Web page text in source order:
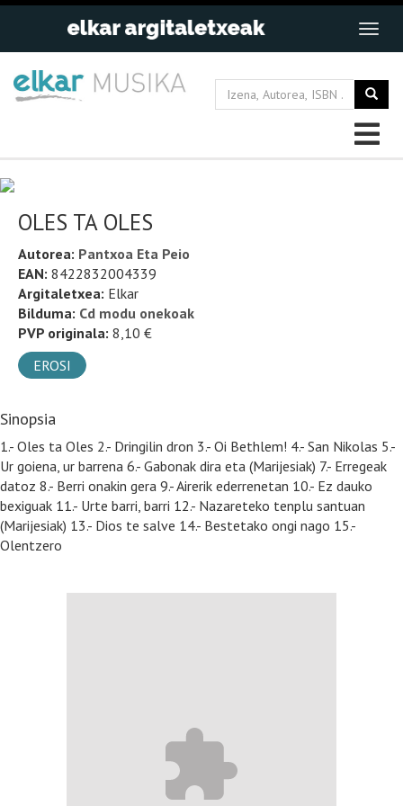
OLES TA OLES
Autorea: Pantxoa Eta Peio
EAN: 8422832004339
Argitaletxea: Elkar
Bilduma: Cd modu onekoak
PVP originala: 8,10 €
EROSI
Sinopsia
1.- Oles ta Oles 2.- Dringilin dron 3.- Oi Bethlem! 4.- San Nikolas 5.-
Ur goiena, ur barrena 6.- Gabonak dira eta (Marijesiak) 7.- Erregeak
datoz 8.- Berri onakin gera 9.- Airerik ederrenetan 10.- Ez dauko
bexiguak 11.- Urte barri, barri 12.- Nazareteko tenplu santuan
(Marijesiak) 13.- Dios te salve 14.- Bestetako ongi nago 15.-
Olentzero